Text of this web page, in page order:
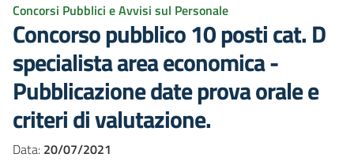
Concorsi Pubblici e Avvisi sul Personale
Concorso pubblico 10 posti cat. D
specialista area economica -
Pubblicazione date prova orale e
criteri di valutazione.
Data: 20/07/2021